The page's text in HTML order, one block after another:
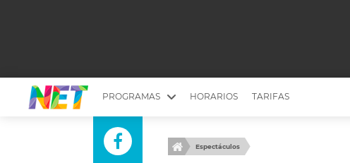
PROGRAMAS
MESA PICANTE
HORARIOS TARIFAS
Espectáculos